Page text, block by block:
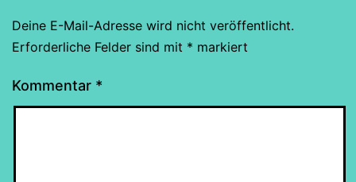
Deine E-Mail-Adresse wird nicht veröffentlicht.
Erforderliche Felder sind mit * markiert
Kommentar *